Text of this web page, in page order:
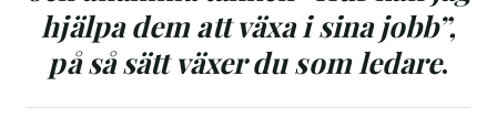
hjälpa dem att växa i sina jobb”,
på så sätt växer du som ledare.